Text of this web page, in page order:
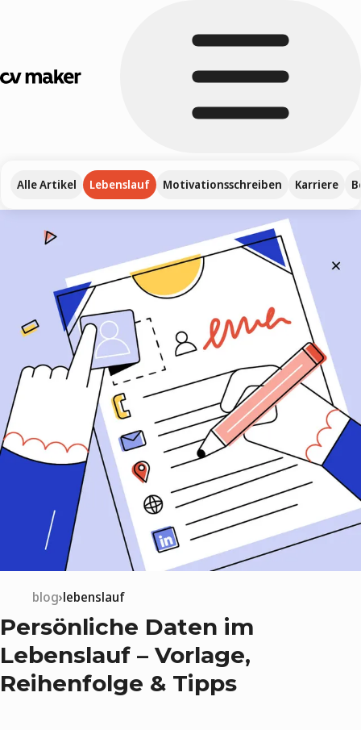
Alle Artikel Lebenslauf Motivationsschreiben Karriere
blog lebenslauf
Persönliche Daten im
Lebenslauf – Vorlage,
Reihenfolge & Tipps